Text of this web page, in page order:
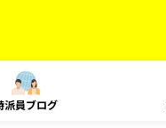
派員ブログ